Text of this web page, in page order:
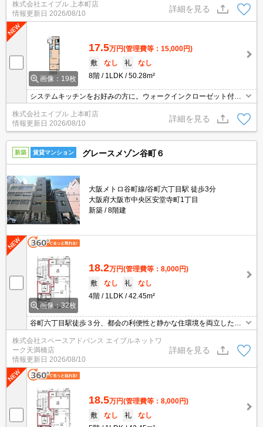
わせください!。
株式会社エイブル 上本町店
情報更新日 2026/08/10
詳細を見る
画像：19枚
17.5万円(管理費等：15,000円)
敷
なし 礼
なし
8階
1LDK 50.28m²
システムキッチンをお好みの方に。ウォークインクローゼット付
き。独立洗面台が便利。新築マンションで新生活を。ぜひお問い合
わせください!。
株式会社エイブル 上本町店
情報更新日 2026/08/10
詳細を見る
新築 賃貸マンション グレースメゾン谷町６
大阪メトロ谷町線/谷町六丁目駅 徒歩3分
大阪府大阪市中央区安堂寺町1丁目
新築
8階建
画像：32枚
18.2万円(管理費等：8,000円)
敷
なし 礼
なし
4階
1LDK 42.45m²
谷町六丁目駅徒歩３分、都会の利便性と静かな住環境を両立した、
生活を。１フロアー１世帯でプライバシー確保。2人入居可猫3匹、
小型犬3匹までOKです！（計3匹まで）
株式会社スペースアドバンス エイブルネットワ
ーク天満橋店
情報更新日 2026/08/10
詳細を見る
18.5万円(管理費等：8,000円)
敷
なし 礼
なし